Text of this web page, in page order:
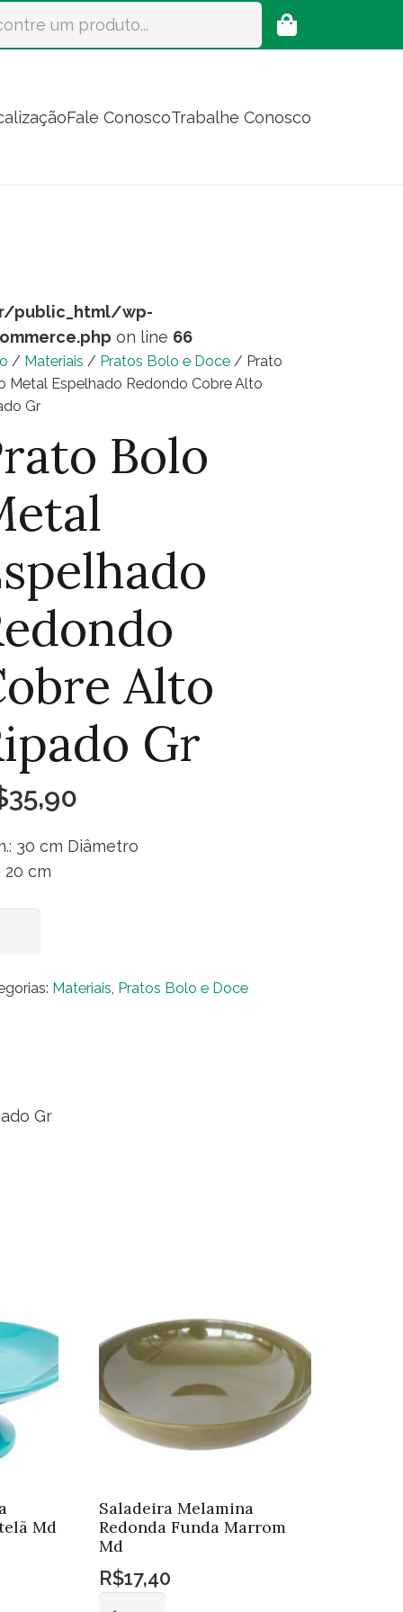
Fale ConoscoTrabalhe Conosco
public_html/wp-
on line 66
/ Materiais / Pratos Bolo e Doce/ Prato
Metal Espelhado Redondo Cobre Alto
Gr
Bolo
Alto
Gr
35,90
30 cm Diâmetro
20 cm
Materiais Pratos Bolo e Doce
Gr
Md
Saladeira Melamina
Redonda Funda Marrom
Md
R$17,40